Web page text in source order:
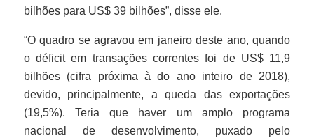
bilhões para US$ 39 bilhões”, disse ele.
“O quadro se agravou em janeiro deste ano, quando
o déficit em transações correntes foi de US$ 11,9
bilhões (cifra próxima à do ano inteiro de 2018),
devido, principalmente, a queda das exportações
(19,5%). Teria que haver um amplo programa
nacional de desenvolvimento, puxado pelo